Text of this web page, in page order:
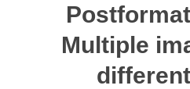
Multiple